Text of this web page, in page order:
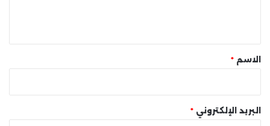
* الاسم *
البريد الإلكتروني *